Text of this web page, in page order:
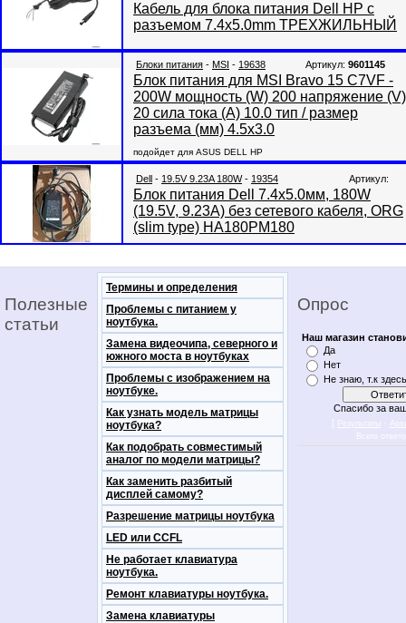
Кабель для блока питания Dell HP с
разъемом 7.4x5.0mm ТРЕХЖИЛЬНЫЙ
Блоки питания - MSI - 19638 Артикул: 9601145
Блок питания для MSI Bravo 15 C7VF -
200W мощность (W) 200 напряжение (V)
20 сила тока (A) 10.0 тип / размер
разъема (мм) 4.5x3.0
подойдет для ASUS DELL HP
Dell - 19.5V 9.23A 180W- 19354 Артикул:
Блок питания Dell 7.4x5.0мм, 180W
(19.5V, 9.23A) без сетевого кабеля, ORG
(slim type) HA180PM180
Полезные
статьи
Термины и определения
Проблемы с питанием у
ноутбука.
Замена видеочипа, северного и
южного моста в ноутбуках
Проблемы с изображением на
ноутбуке.
Как узнать модель матрицы
ноутбука?
Как подобрать совместимый
аналог по модели матрицы?
Как заменить разбитый
дисплей самому?
Разрешение матрицы ноутбука
LED или CCFL
Не работает клавиатура
ноутбука.
Ремонт клавиатуры ноутбука.
Замена клавиатуры
Опрос
Наш магазин
Да
Нет
Не знаю, т.к
Спасибо за